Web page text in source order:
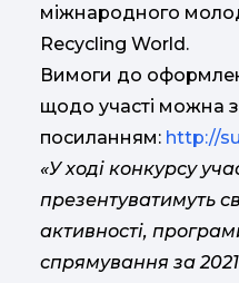
міжнародного
Recycling World.
Вимоги до
щодо участі можна
посиланням: http://
«У ході конкурсу
презентуватимуть
активності,
спрямування за